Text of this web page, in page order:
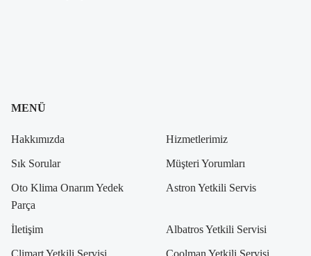
MENÜ
Hakkımızda Hizmetlerimiz
Sık Sorular Müşteri Yorumları
Oto Klima Onarım Yedek
Parça
Astron Yetkili Servis
İletişim Albatros Yetkili Servisi
Climart Yetkili Servisi Coolman Yetkili Servisi